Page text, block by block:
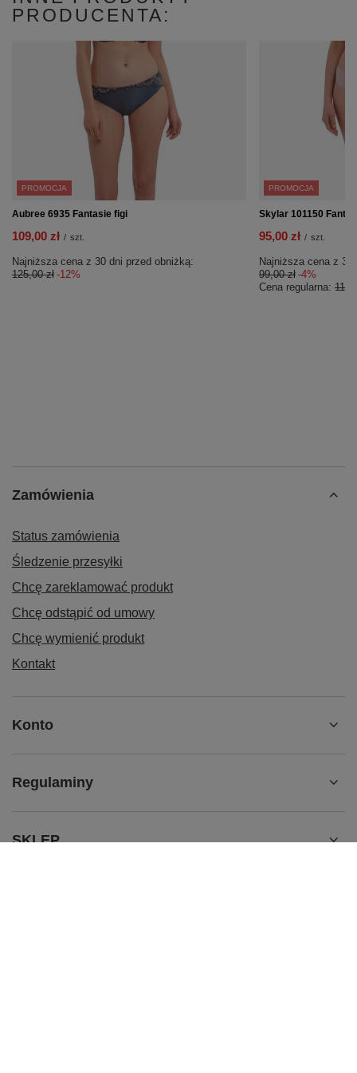
PRODUCENTA:
PROMOCJA
Aubree 6935 Fantasie figi
109,00 zł / szt.
Najniższa cena z 30 dni przed obniżką:
125,00 zł -12%
PROMOCJA
Skylar 101150
95,00 zł / szt.
Najniższa cena z
99,00 zł -4%
Cena regularna:
Zamówienia
Status zamówienia
Śledzenie przesyłki
Chcę zareklamować produkt
Chcę odstąpić od umowy
Chcę wymienić produkt
Kontakt
Konto
Regulaminy
SKLEP